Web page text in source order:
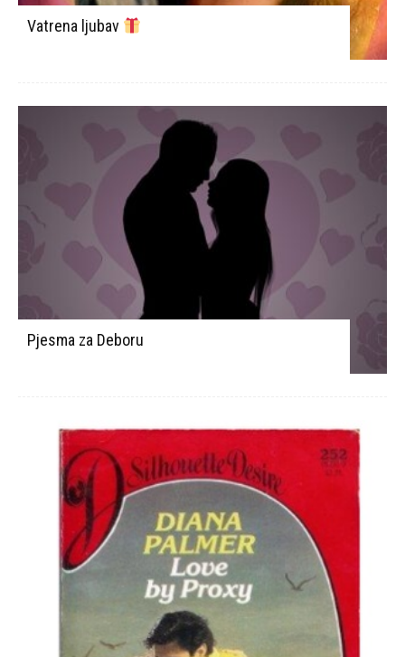
Vatrena ljubav
Pjesma za Deboru